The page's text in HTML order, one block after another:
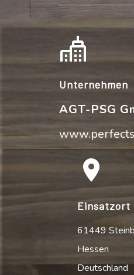
Unternehmen
AGT-PSG
Einsatzort
61449
Hessen
Deutschland